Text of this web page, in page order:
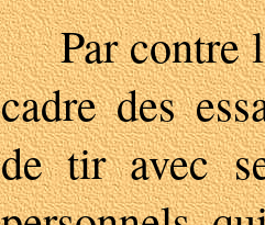
Par contre
cadre des
de tir avec